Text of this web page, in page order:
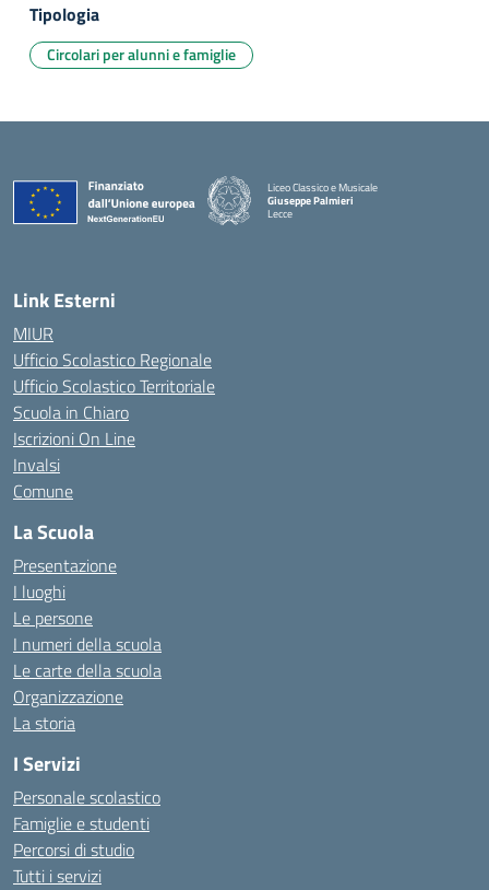
Tipologia
Circolari per alunni e famiglie
Liceo Classico e Musicale
Giuseppe Palmieri
Lecce
Link Esterni
MIUR
Ufficio Scolastico Regionale
Ufficio Scolastico Territoriale
Scuola in Chiaro
Iscrizioni On Line
Invalsi
Comune
La Scuola
Presentazione
I luoghi
Le persone
I numeri della scuola
Le carte della scuola
Organizzazione
La storia
I Servizi
Personale scolastico
Famiglie e studenti
Percorsi di studio
Tutti i servizi